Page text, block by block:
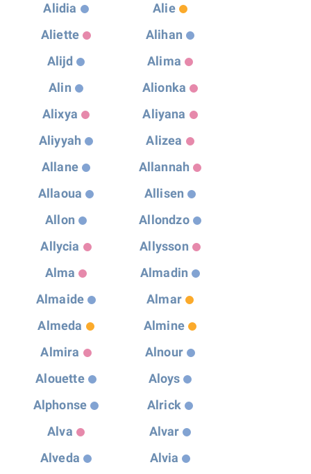
Alidia
Alie
Aliette
Alihan
Alijd
Alima
Alin
Alionka
Alixya
Aliyana
Aliyyah
Alizea
Allane
Allannah
Allaoua
Allisen
Allon
Allondzo
Allycia
Allysson
Alma
Almadin
Almaide
Almar
Almeda
Almine
Almira
Alnour
Alouette
Aloys
Alphonse
Alrick
Alva
Alvar
Alveda
Alvia